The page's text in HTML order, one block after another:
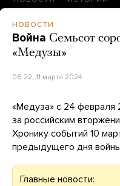
НОВОСТИ
Война Семьсот
«Медузы»
06:22, 11 марта 2024
«Медуза» с 24 февраля
за российским
Хронику событий 10
предыдущего дня
Главные новости: